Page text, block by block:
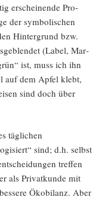
erschei­nen­de Pro­
der sym­bo­li­schen
Hin­ter­grund bzw.
(Label, Mar­
ist, muss ich ihn
auf dem Apfel klebt,
sind doch über
täg­li­chen
sind; d.h. selbst
tref­fen
als Pri­vat­kun­de mit
Öko­bi­lanz. Aber